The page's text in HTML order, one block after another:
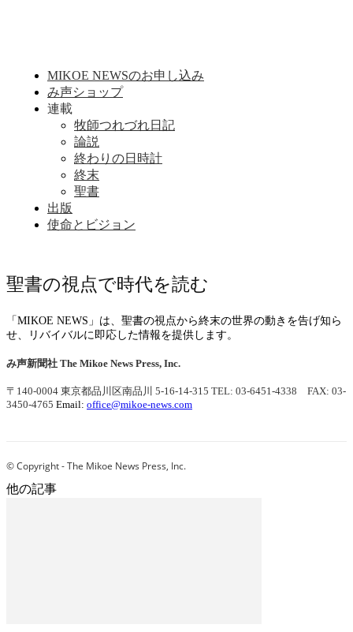
MIKOE NEWSのお申し込み
み声ショップ
連載
牧師つれづれ日記
論説
終わりの日時計
終末
聖書
出版
使命とビジョン
聖書の視点で時代を読む
「MIKOE NEWS」は、聖書の視点から終末の世界の動きを告げ知ら
せ、リバイバルに即応した情報を提供します。
み声新聞社 The Mikoe News Press, Inc.
〒140-0004 東京都品川区南品川 5-16-14-315 TEL: 03-6451-4338 FAX: 03-
3450-4765 Email: office@mikoe-news.com
© Copyright - The Mikoe News Press, Inc.
他の記事